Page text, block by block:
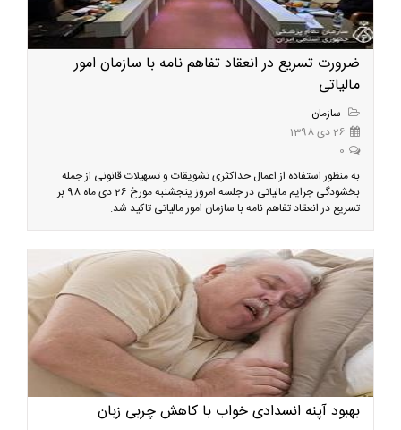
ضرورت تسریع در انعقاد تفاهم نامه با سازمان امور
مالیاتی
سازمان
26 دی 1398
0
به منظور استفاده از اعمال حداکثری تشویقات و تسهیلات قانونی از جمله
بخشودگی جرایم مالیاتی در جلسه امروز پنجشنبه مورخ 26 دی ماه 98 بر
تسریع در انعقاد تفاهم نامه با سازمان امور مالیاتی تاکید شد.
بهبود آپنه انسدادی خواب با کاهش چربی زبان